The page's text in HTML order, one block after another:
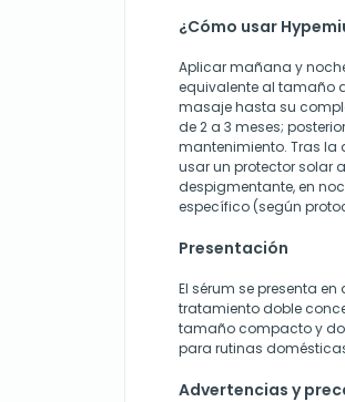
¿Cómo usar
Aplicar mañana y
equivalente al tamaño
masaje hasta su
de 2 a 3 meses;
mantenimiento. Tras
usar un protector solar
despigmentante, en
específico (según
Presentación
El sérum se presenta
tratamiento doble
tamaño compacto y
para rutinas
Advertencias y